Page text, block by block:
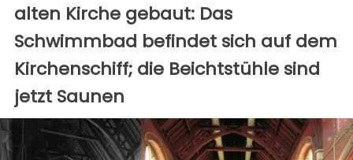
alten Kirche gebaut: Das
Schwimmbad befindet sich auf dem
Kirchenschiff; die Beichtstühle sind
jetzt Saunen